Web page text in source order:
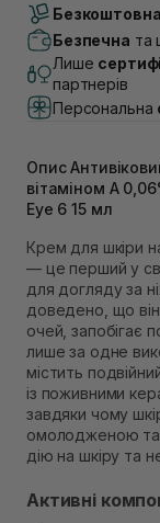
В
Самовивіз
В
Самовивіз
(Duck’s Lake)
Немає в
Немає в
Самовивіз
В
В
Самовивіз
Екватор)
Немає в
Безкоштовна
Безпечна та
Лише
партнерів
Персональна
Опис
вітаміном А
Eye 6 15 мл
Крем для шкіри
— це перший у
для догляду за
доведено, що він
очей, запобігає
лише за одне
містить
із поживними
завдяки чому
омолодженою та
дію на шкіру та
Активні